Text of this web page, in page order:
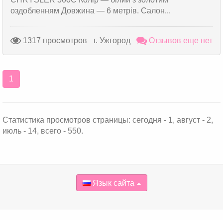
оздобленням Довжина — 6 метрів. Салон...
1317 просмотров г. Ужгород Отзывов еще нет
1
Статистика просмотров страницы: сегодня - 1, август - 2,
июль - 14, всего - 550.
Язык сайта